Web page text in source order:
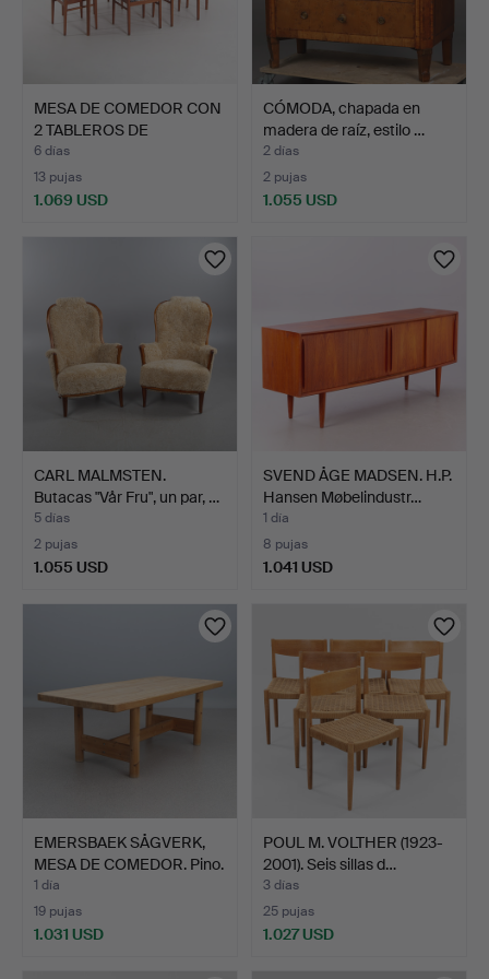
MESA DE COMEDOR CON
2 TABLEROS DE
EXTENSIÓ…
6 días
13 pujas
1.069 USD
CÓMODA, chapada en
madera de raíz, estilo …
2 días
2 pujas
1.055 USD
CARL MALMSTEN.
Butacas "Vår Fru", un par, …
5 días
2 pujas
1.055 USD
SVEND ÅGE MADSEN. H.P.
Hansen Møbelindustr…
1 día
8 pujas
1.041 USD
EMERSBAEK SÅGVERK,
MESA DE COMEDOR. Pino.
…
1 día
19 pujas
1.031 USD
POUL M. VOLTHER (1923-
2001). Seis sillas d…
3 días
25 pujas
1.027 USD